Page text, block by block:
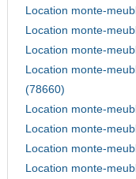
Location monte-
Location monte-
Location monte-
Location monte-
(78660)
Location monte-
Location monte-
Location monte-
Location monte-